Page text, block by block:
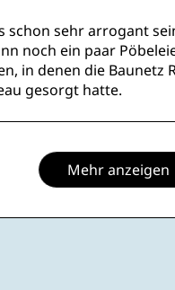
schon sehr arrogant
noch ein paar
in denen die Baunetz
gesorgt hatte.
Mehr anzeigen